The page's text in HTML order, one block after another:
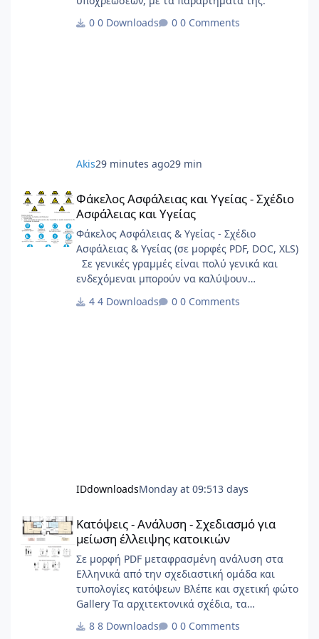
0 Downloads
0 Comments
Akis29 minutes ago29 min
Φάκελος Ασφάλειας και Υγείας - Σχέδιο Ασφάλειας και Υγείας
Φάκελος Ασφάλειας και Υγείας - Σχέδιο
Ασφάλειας και Υγείας
Φάκελος Ασφάλειας & Υγείας - Σχέδιο
Ασφάλειας & Υγείας (σε μορφές PDF, DOC, XLS)
Σε γενικές γραμμές είναι πολύ γενικά και
ενδεχόμεναι μπορούν να καλύψουν
4 Downloads 0 Comments
IDdownloadsMonday at 09:513 days
Κατόψεις - Ανάλυση - Σχεδιασμό για
μείωση έλλειψης κατοικιών
Σε μορφή PDF μεταφρασμένη ανάλυση στα
Ελληνικά από την σχεδιαστική ομάδα και
τυπολογίες κατόψεων Βλέπε και σχετική φώτο
Gallery Τα αρχιτεκτονικά σχέδια, τα
ερευνητικό περιεχόμενο και οι αρχές
8 Downloads 0 Comments